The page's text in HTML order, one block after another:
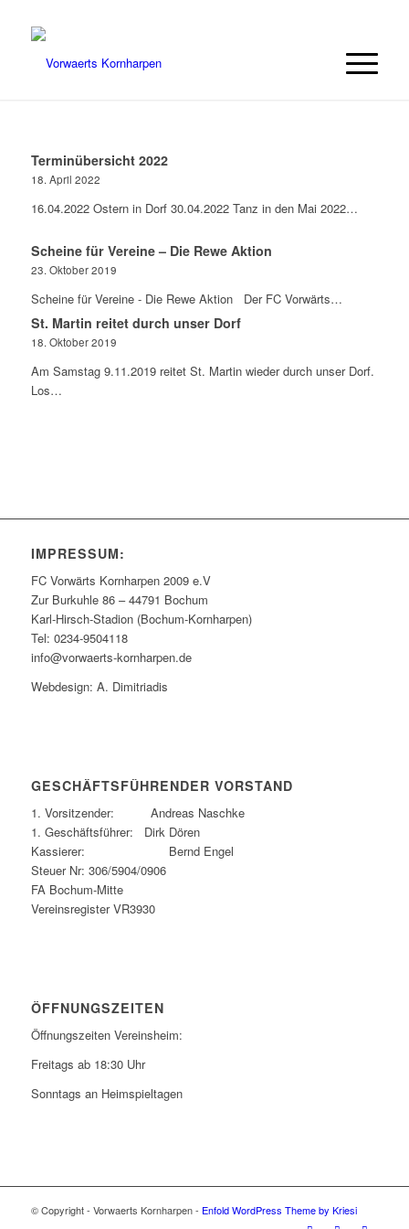
Terminübersicht 2022
18. April 2022
16.04.2022 Ostern in Dorf 30.04.2022 Tanz in den Mai 2022…
Scheine für Vereine – Die Rewe Aktion
23. Oktober 2019
Scheine für Vereine - Die Rewe Aktion Der FC Vorwärts…
St. Martin reitet durch unser Dorf
18. Oktober 2019
Am Samstag 9.11.2019 reitet St. Martin wieder durch unser Dorf.
Los…
IMPRESSUM:
FC Vorwärts Kornharpen 2009 e.V
Zur Burkuhle 86 – 44791 Bochum
Karl-Hirsch-Stadion (Bochum-Kornharpen)
Tel: 0234-9504118
info@vorwaerts-kornharpen.de
Webdesign: A. Dimitriadis
GESCHÄFTSFÜHRENDER VORSTAND
1. Vorsitzender: Andreas Naschke
1. Geschäftsführer: Dirk Dören
Kassierer: Bernd Engel
Steuer Nr: 306/5904/0906
FA Bochum-Mitte
Vereinsregister VR3930
ÖFFNUNGSZEITEN
Öffnungszeiten Vereinsheim:
Freitags ab 18:30 Uhr
Sonntags an Heimspieltagen
© Copyright - Vorwaerts Kornharpen - Enfold WordPress Theme by Kriesi